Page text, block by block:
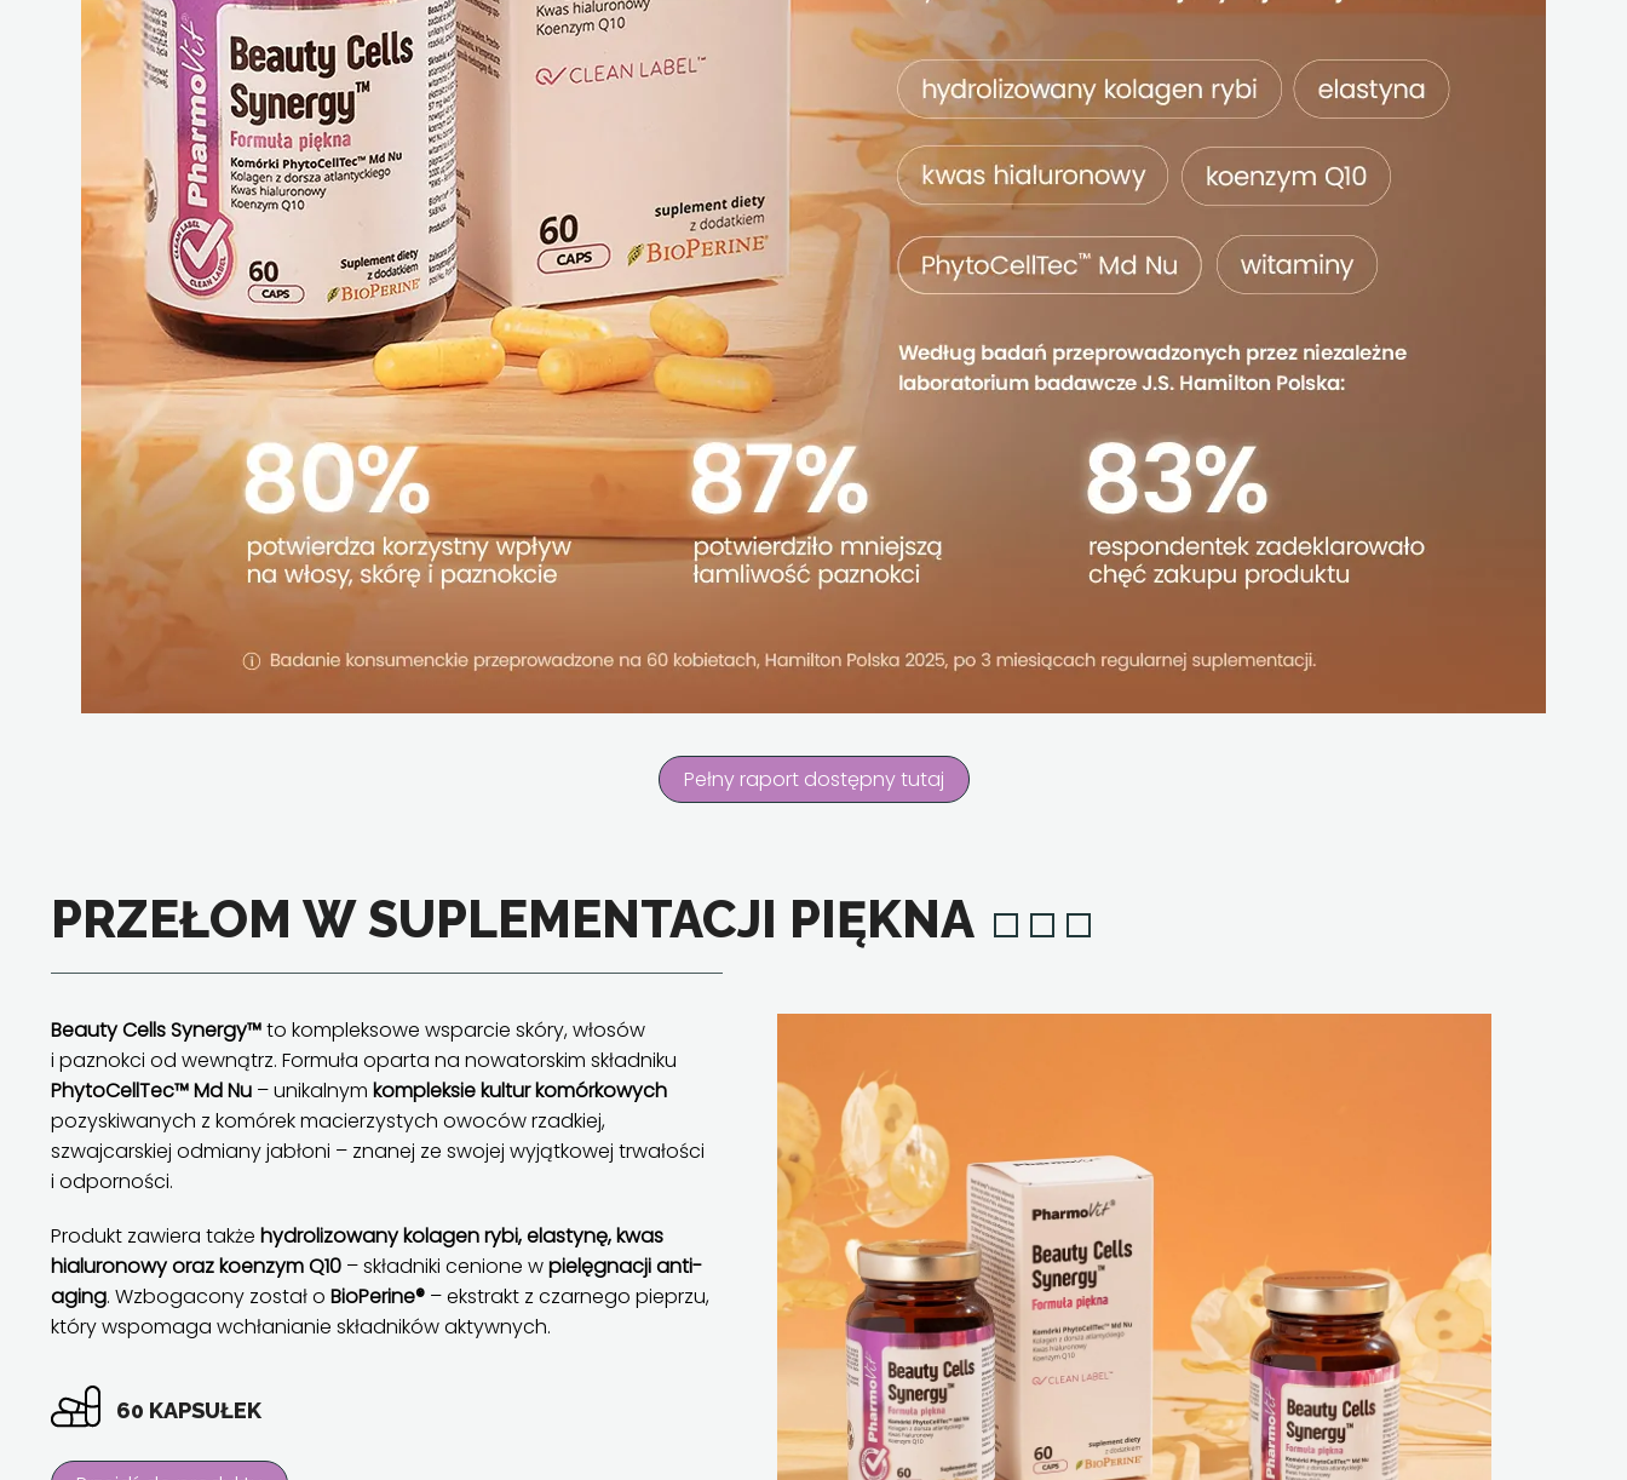
Pełny raport dostępny tutaj
PRZEŁOM W SUPLEMENTACJI PIĘKNA
Beauty Cells Synergy™to kompleksowe wsparcie skóry, włosów
i paznokci od wewnątrz. Formuła oparta na nowatorskim składniku
PhytoCellTec™ Md Nu – unikalnym kompleksie kultur komórkowych
pozyskiwanych z komórek macierzystych owoców rzadkiej,
szwajcarskiej odmiany jabłoni – znanej ze swojej wyjątkowej trwałości
i odporności.
Produkt zawiera także hydrolizowany kolagen rybi, elastynę, kwas
hialuronowy oraz koenzym Q10 – składniki cenione wpielęgnacji anti-
aging. Wzbogacony został o BioPerine® – ekstrakt z czarnego pieprzu,
który wspomaga wchłanianie składników aktywnych.
60 KAPSUŁEK